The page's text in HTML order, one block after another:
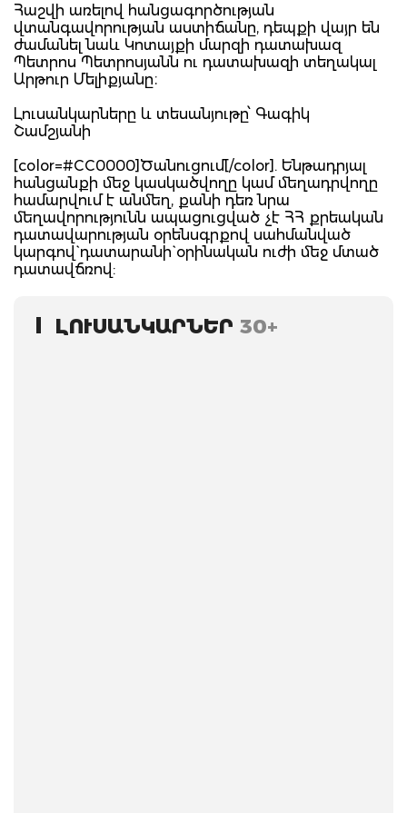
Հաշվի առելով հանցագործության
վտանգավորության աստիճանը, դեպքի վայր են
ժամանել նաև Կոտայքի մարզի դատախազ
Պետրոս Պետրոսյանն ու դատախազի տեղակալ
Արթուր Մելիքյանը։
Լուսանկարները և տեսանյութը՝ Գագիկ
Շամշյանի
[color=#CC0000]Ծանուցում[/color]. Ենթադրյալ
հանցանքի մեջ կասկածվողը կամ մեղադրվողը
համարվում է անմեղ, քանի դեռ նրա
մեղավորությունն ապացուցված չէ ՀՀ քրեական
դատավարության օրենսգրքով սահմանված
կարգով` դատարանի` օրինական ուժի մեջ մտած
դատավճռով:
ԼՈՒՍԱՆԿԱՐՆԵՐ 30+